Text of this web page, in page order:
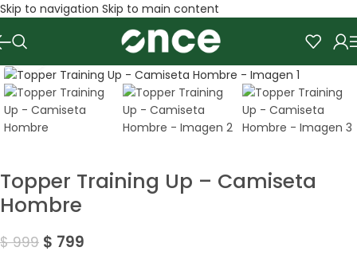
Skip to navigation Skip to main content
SALE
Amplía la Imagen
Topper Training Up – Camiseta
Hombre
$999 $ 799